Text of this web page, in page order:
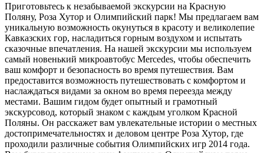
Приготовьтесь к незабываемой экскурсии на Красную
Поляну, Роза Хутор и Олимпийский парк! Мы предлагаем вам
уникальную возможность окунуться в красоту и великолепие
Кавказских гор, насладиться горным воздухом и испытать
сказочные впечатления. На нашей экскурсии мы используем
самый новенький микроавтобус Mercedes, чтобы обеспечить
ваш комфорт и безопасность во время путешествия. Вам
предоставится возможность путешествовать с комфортом и
наслаждаться видами за окном во время переезда между
местами. Вашим гидом будет опытный и грамотный
экскурсовод, который знаком с каждым уголком Красной
Поляны. Он расскажет вам увлекательные истории о местных
достопримечательностях и деловом центре Роза Хутор, где
проходили различные события Олимпийских игр 2014 года.